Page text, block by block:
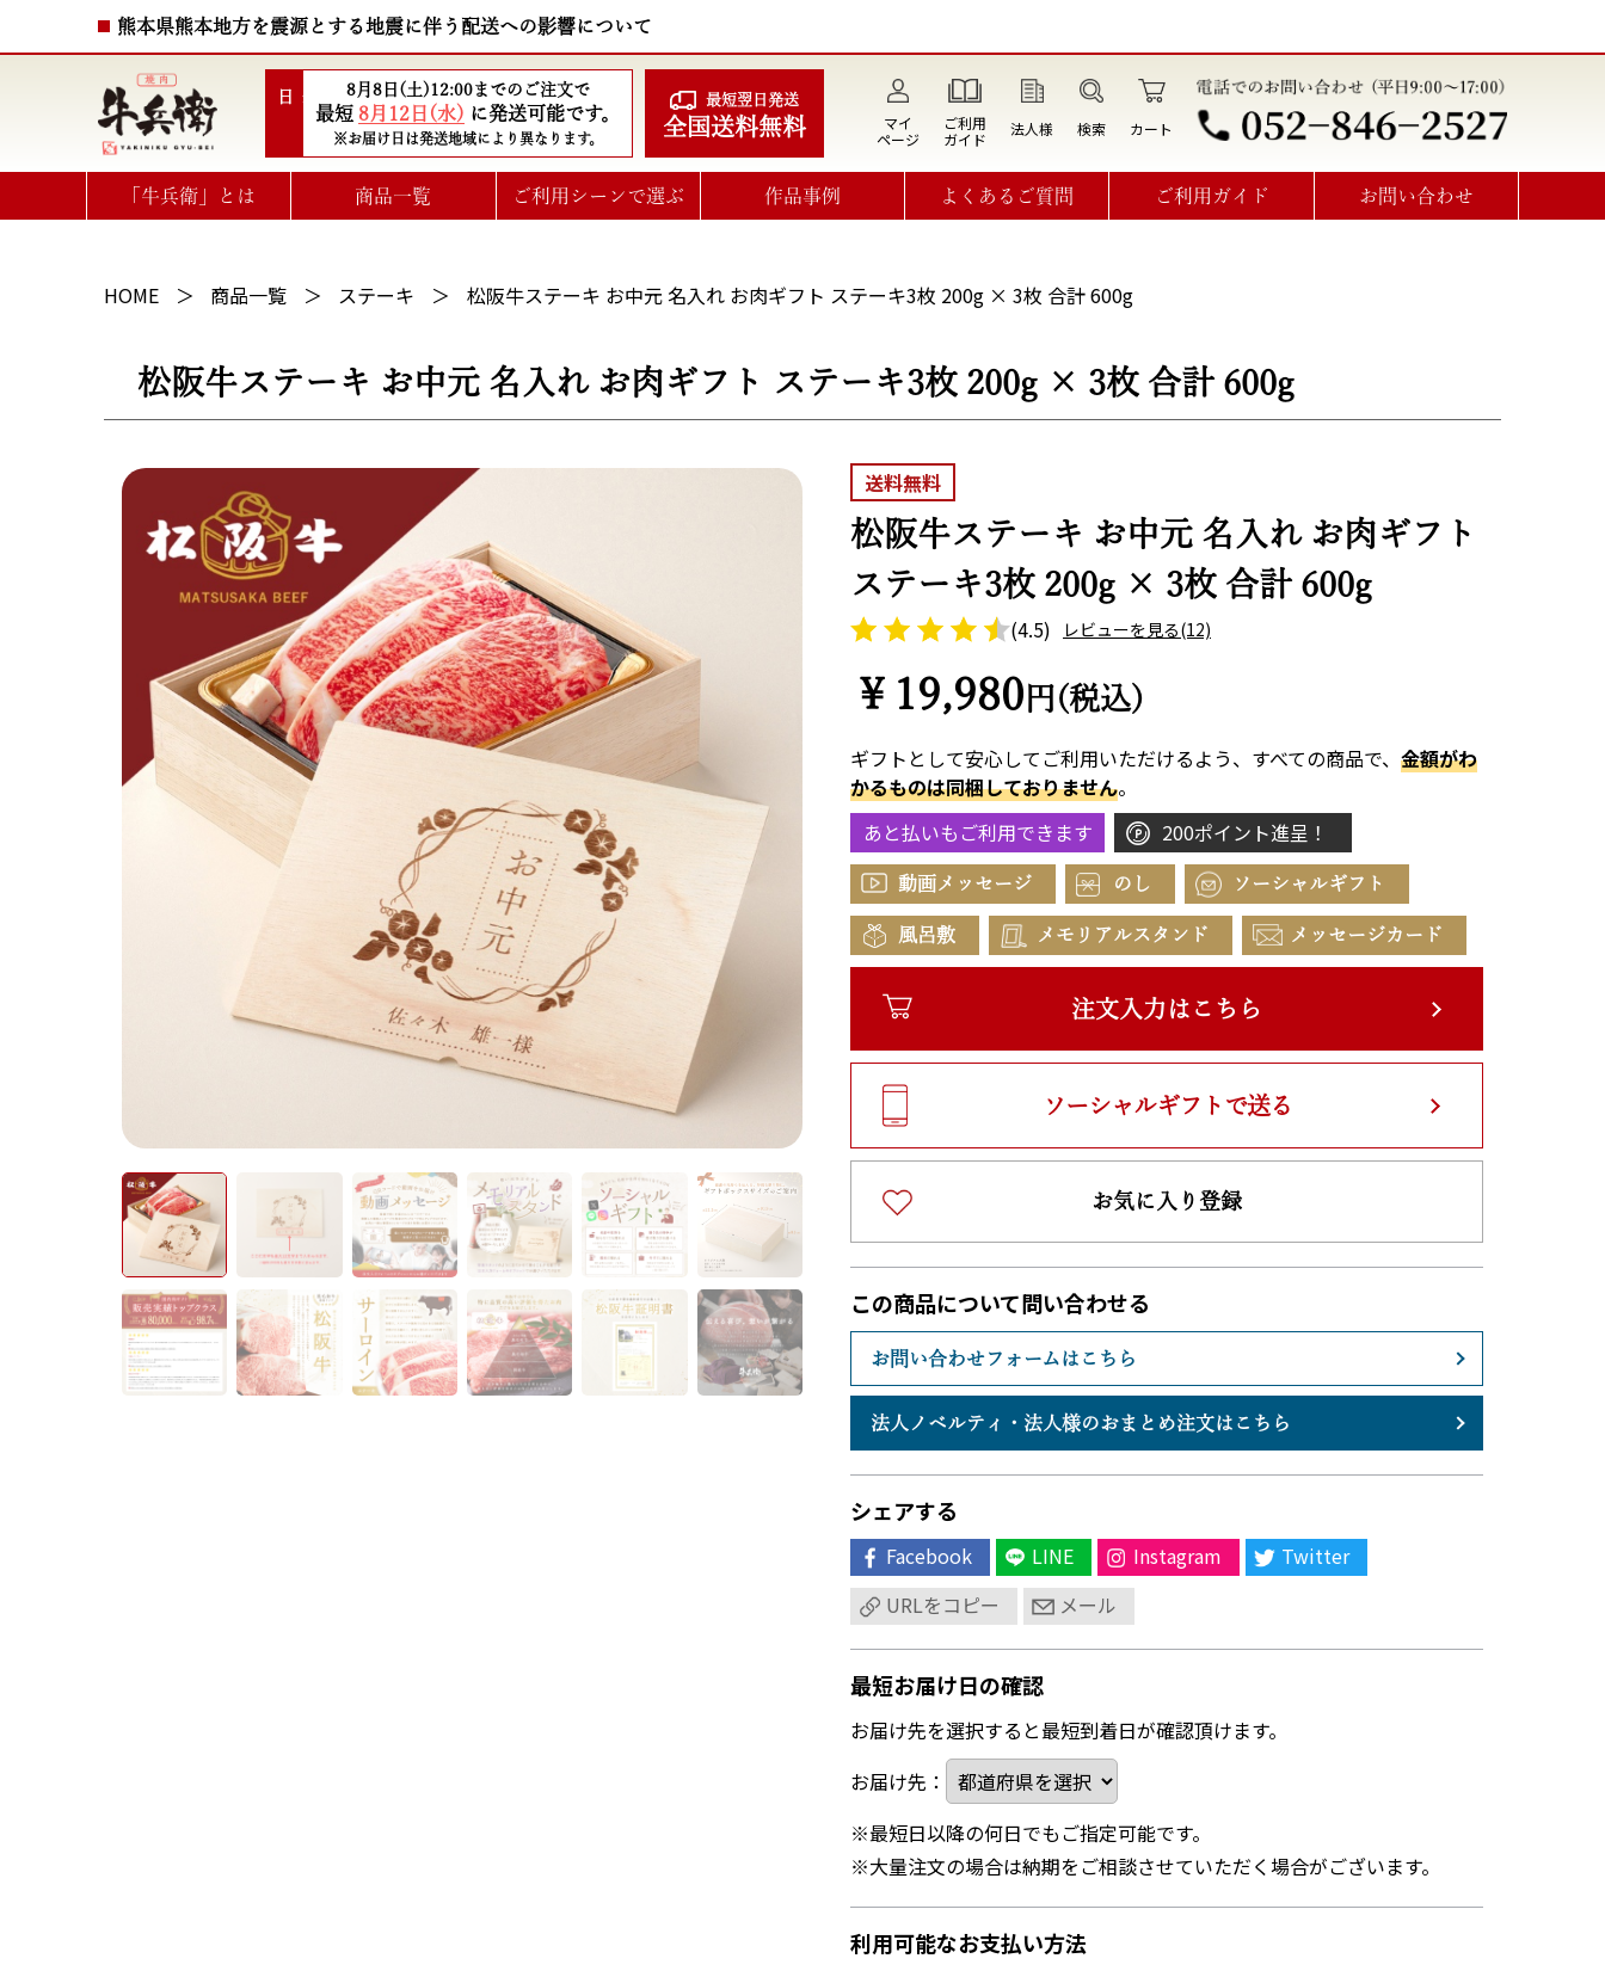
熊本県熊本地方を震源とする地震に伴う配送への影響について
配送日 8月8日(土)12:00までのご注文で
最短 8月12日(水) に発送可能です。
※お届け日は発送地域により異なります。
最短翌日発送
全国送料無料
マイ
ページ
ご利用
ガイド
法人様 検索 カート
「牛兵衛」とは 商品一覧 ご利用シーンで選ぶ 作品事例 よくあるご質問 ご利用ガイド お問い合わせ
HOME 商品一覧 ステーキ 松阪牛ステーキ お中元 名入れ お肉ギフト ステーキ3枚 200g × 3枚 合計 600g
松阪牛ステーキ お中元 名入れ お肉ギフト ステーキ3枚 200g × 3枚 合計 600g
送料無料
松阪牛ステーキ お中元 名入れ お肉ギフト
ステーキ3枚 200g × 3枚 合計 600g
(4.5) レビューを見る(12)
￥19,980 円(税込)
ギフトとして安心してご利用いただけるよう、すべての商品で、 金額がわ
かるものは同梱しておりません。
あと払いもご利用できます
200ポイント進呈！
動画メッセージ のし ソーシャルギフト
風呂敷 メモリアルスタンド メッセージカード
注文入力はこちら
ソーシャルギフトで送る
お気に入り登録
この商品について問い合わせる
お問い合わせフォームはこちら
法人ノベルティ・ 法人様のおまとめ注文はこちら
シェアする
Facebook LINE Instagram
Twitter
URLをコピー
メール
最短お届け日の確認
お届け先を選択すると最短到着日が確認頂けます。
お届け先：
※最短日以降の何日でもご指定可能です。
※大量注文の場合は納期をご相談させていただく場合がございます。
利用可能なお支払い方法